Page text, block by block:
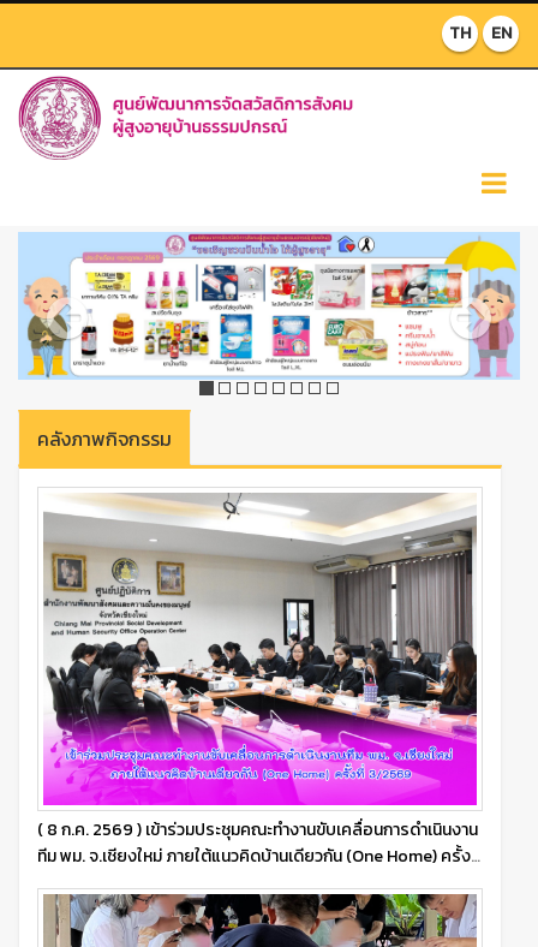
TH EN
P
r
e
v
i
o
u
s
N
e
x
t
คลังภาพกิจกรรม
( 8 ก.ค. 2569 ) เข้าร่วมประชุมคณะทำงานขับเคลื่อนการดำเนินงาน
ทีม พม. จ.เชียงใหม่ ภายใต้แนวคิดบ้านเดียวกัน (One Home) ครั้งที่
3/2569